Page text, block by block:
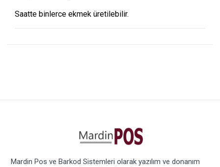
Saatte binlerce ekmek üretilebilir.
Mardin Pos ve Barkod Sistemleri olarak yazılım ve donanım